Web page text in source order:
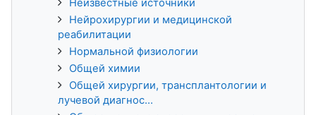
Неизвестные источники
Нейрохирургии и медицинской
реабилитации
Нормальной физиологии
Общей химии
Общей хирургии, трансплантологии и
лучевой диагнос...